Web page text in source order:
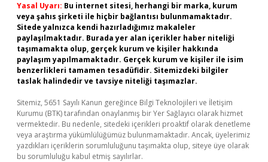
Yasal Uyarı: Bu internet sitesi, herhangi bir marka, kurum
veya şahıs şirketi ile hiçbir bağlantısı bulunmamaktadır.
Sitede yalnızca kendi hazırladığımız makaleler
paylaşılmaktadır. Burada yer alan içerikler haber niteliği
taşımamakta olup, gerçek kurum ve kişiler hakkında
paylaşım yapılmamaktadır. Gerçek kurum ve kişiler ile isim
benzerlikleri tamamen tesadüfidir. Sitemizdeki bilgiler
taslak halindedir ve tavsiye niteliği taşımazlar.
Sitemiz, 5651 Sayılı Kanun gereğince Bilgi Teknolojileri ve İletişim
Kurumu (BTK) tarafından onaylanmış bir Yer Sağlayıcı olarak hizmet
vermektedir. Bu nedenle, sitedeki içerikleri proaktif olarak denetleme
veya araştırma yükümlülüğümüz bulunmamaktadır. Ancak, üyelerimiz
yazdıkları içeriklerin sorumluluğunu taşımakta olup, siteye üye olarak
bu sorumluluğu kabul etmiş sayılırlar.